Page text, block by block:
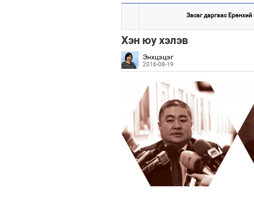
Засаг даргаас Ерөнхий
Хэн юу хэлэв
Энхцэцэг
2016-08-19